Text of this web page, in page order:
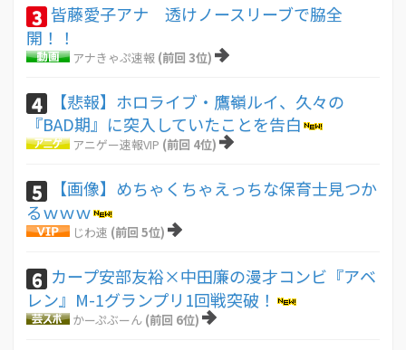
3 皆藤愛子アナ 透けノースリーブで脇全
開！！
アナきゃぷ速報 (前回 3位)
4
【悲報】ホロライブ・鷹嶺ルイ、久々の
『BAD期』に突入していたことを告白
アニゲー速報VIP (前回 4位)
5
【画像】めちゃくちゃえっちな保育士見つか
るｗｗｗ
じわ速 (前回 5位)
6 カープ安部友裕×中田廉の漫才コンビ『アベ
レン』M-1グランプリ1回戦突破！
かーぷぶーん (前回 6位)